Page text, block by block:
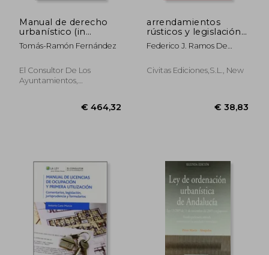
€ 29,71
Manual de derecho
urbanístico (in
Spanish)
Tomás-Ramón Fernández
El Consultor De Los
Ayuntamientos,
arrendamientos
rústicos y legislación
agraria básica (in
Spanish)
Federico J. Ramos De
Civitas Ediciones,s.l., New